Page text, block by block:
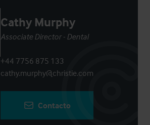
Cathy Murphy
Associate Director - Dental
+44 7756 875 133
cathy.murphy@christie.com
Contacto